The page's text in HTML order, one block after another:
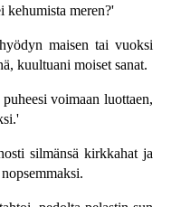
meren?'
maisen tai vuoksi
kuultuani moiset sanat.
voimaan luottaen,
silmänsä kirkkahat ja